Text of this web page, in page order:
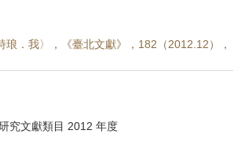
琅．我〉，《臺北文獻》，182（2012.12），
究文獻類目 2012 年度